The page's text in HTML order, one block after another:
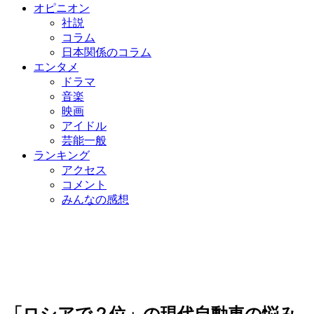
オピニオン
社説
コラム
日本関係のコラム
エンタメ
ドラマ
音楽
映画
アイドル
芸能一般
ランキング
アクセス
コメント
みんなの感想